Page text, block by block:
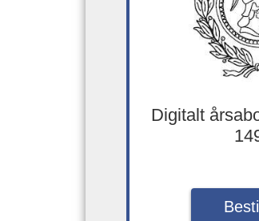
Digitalt